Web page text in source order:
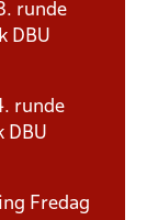
runde
DBU
runde
DBU
Fredag